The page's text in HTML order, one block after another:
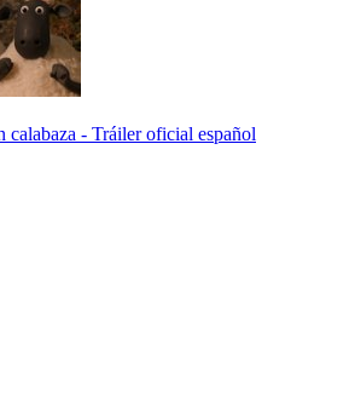
calabaza - Tráiler oficial español